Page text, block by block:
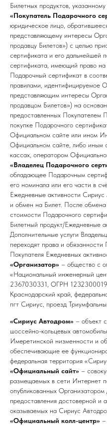
Билетных продуктов,
«Покупатель Подарочного
юридическое лицо,
представляющему интересы
продавцу Билетов») с целью
сертификата и его дальнейшей
сертификата, имеющий право
Подарочный сертификат в
правилами, идентифицируемое
представляющим интересы
продавцом Билетов») на
предоставленных Покупателем
покупке Подарочного
Официальном сайте или ином
Официальном сайте, либо иным
кассах, оператором
«Владелец Подарочного
обладающее Подарочным
его номинала или его части в
Ежедневные активности Сириус
и обмен на Билет. После
стоимости Подарочного
Билетный продукт/Ежедневные
Дополнительные услуги
переходят права и обязанности
Покупателя Ежедневных
«Организатор» – общество с
«Национальный инженерный
2367030331, ОГРН
Краснодарский край,
пгт Сириус, проезд
«Сириус Автодром» – объект
шоссейно-кольцевых
Имеретинской низменности и
обеспечивающие ее
федеральная территория
«Официальный сайт» –
размещаемых в сети Интернет
опубликованных
предоставления достоверной и
оказываемых на Сириус
«Официальный колл-центр» –